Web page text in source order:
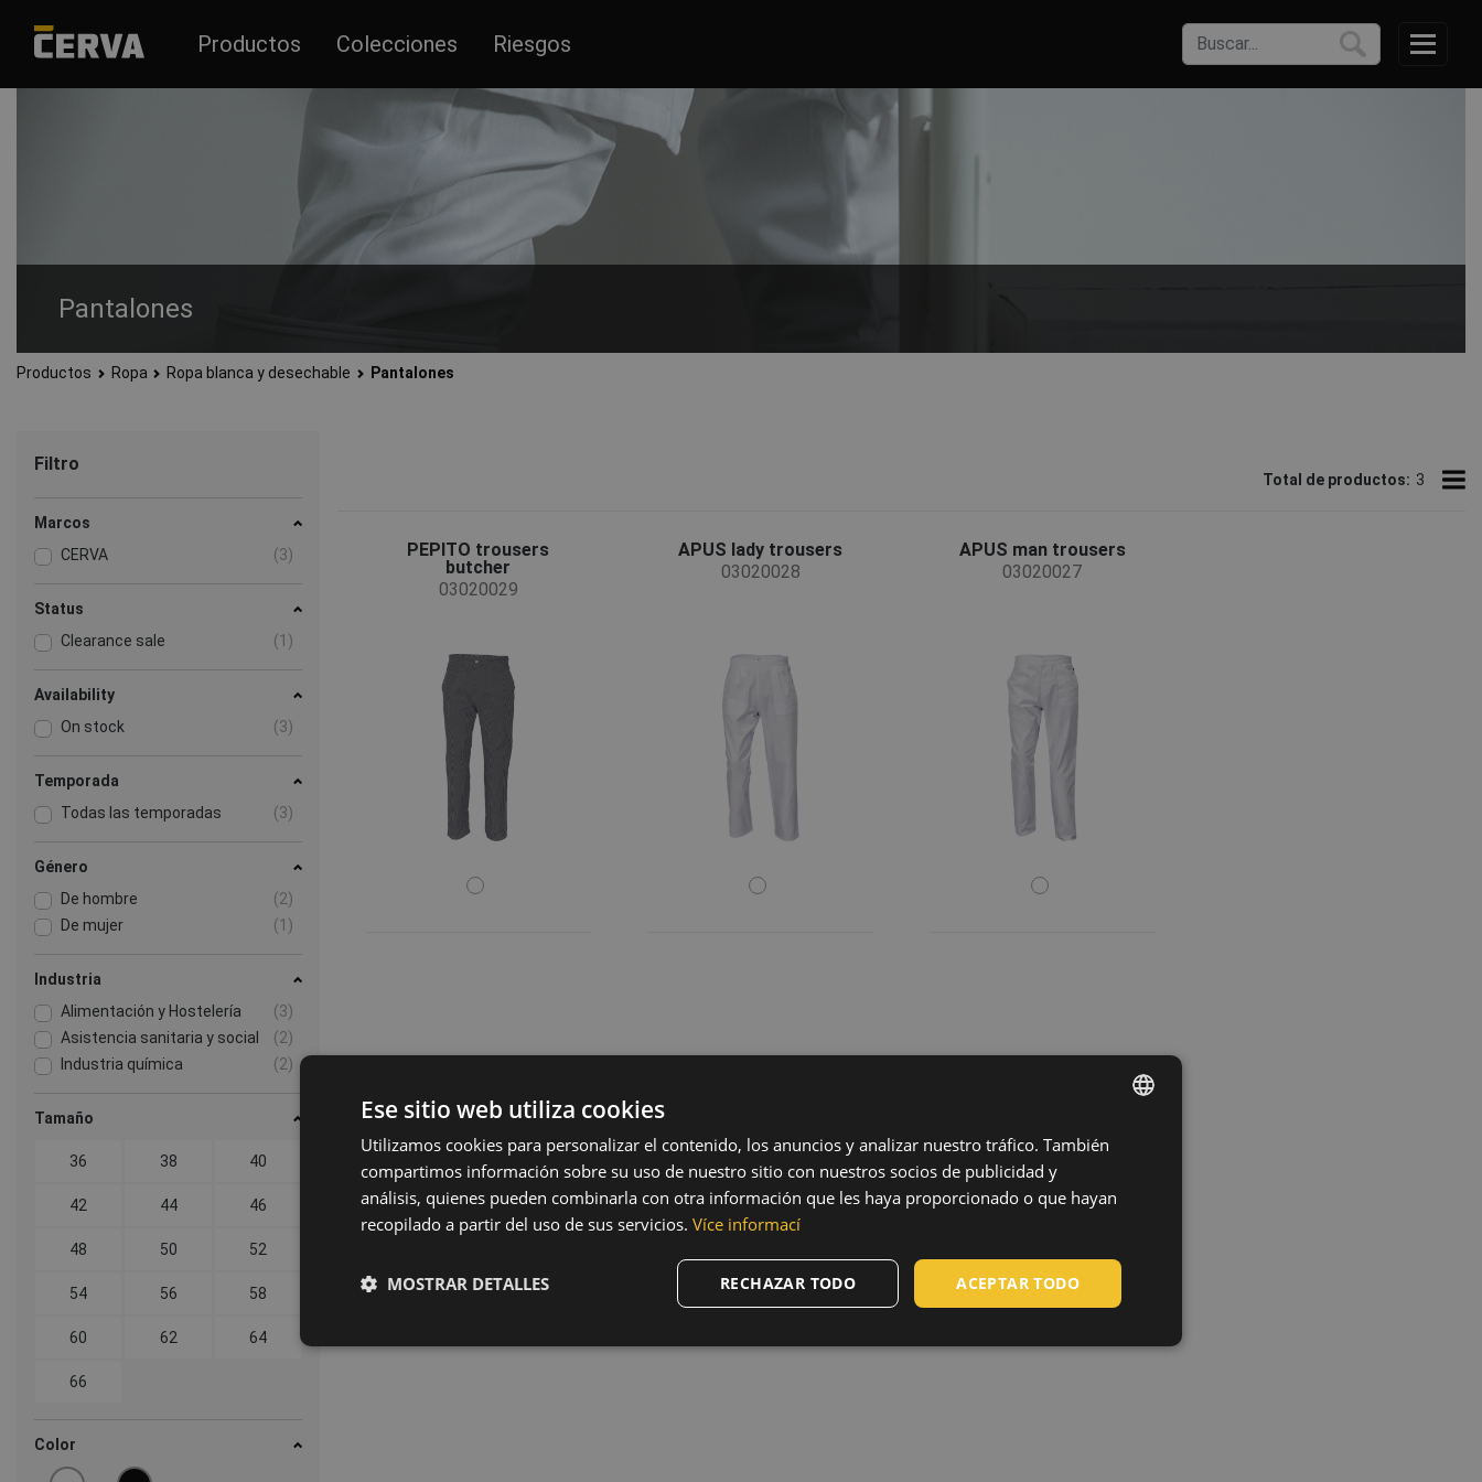
Productos Colecciones Riesgos
Pantalones
Pantalones de trabajo blancos para tareas limpias como por ejemplo en laboratorios y en la industria alimentaria. Se puede elegir entre una selección de pantalones de trabajo blancos de
Productos Ropa Ropa blanca y desechable Pantalones
Filtro
Marcos
CERVA
(3)
Status
Clearance sale
(1)
Availability
On stock
(3)
Temporada
Todas las temporadas
(3)
Género
De hombre
(2)
De mujer
(1)
Industria
Alimentación y Hostelería
(3)
Asistencia sanitaria y social
(2)
Industria química
(2)
Tamaño
36 38 40
42 44 46
48 50 52
54 56 58
60 62 64
66
Color
Total de productos: 3
PEPITO trousers
butcher
03020029
APUS lady trousers
03020028
APUS man trousers
03020027
ENGLISH
ROMANIAN
Ese sitio web utiliza cookies
Utilizamos cookies para personalizar el contenido, los anuncios y analizar nuestro tráfico. También
compartimos información sobre su uso de nuestro sitio con nuestros socios de publicidad y
análisis, quienes pueden combinarla con otra información que les haya proporcionado o que hayan
recopilado a partir del uso de sus servicios. Více informací
ACEPTAR TODO
RECHAZAR TODO
MOSTRAR DETALLES